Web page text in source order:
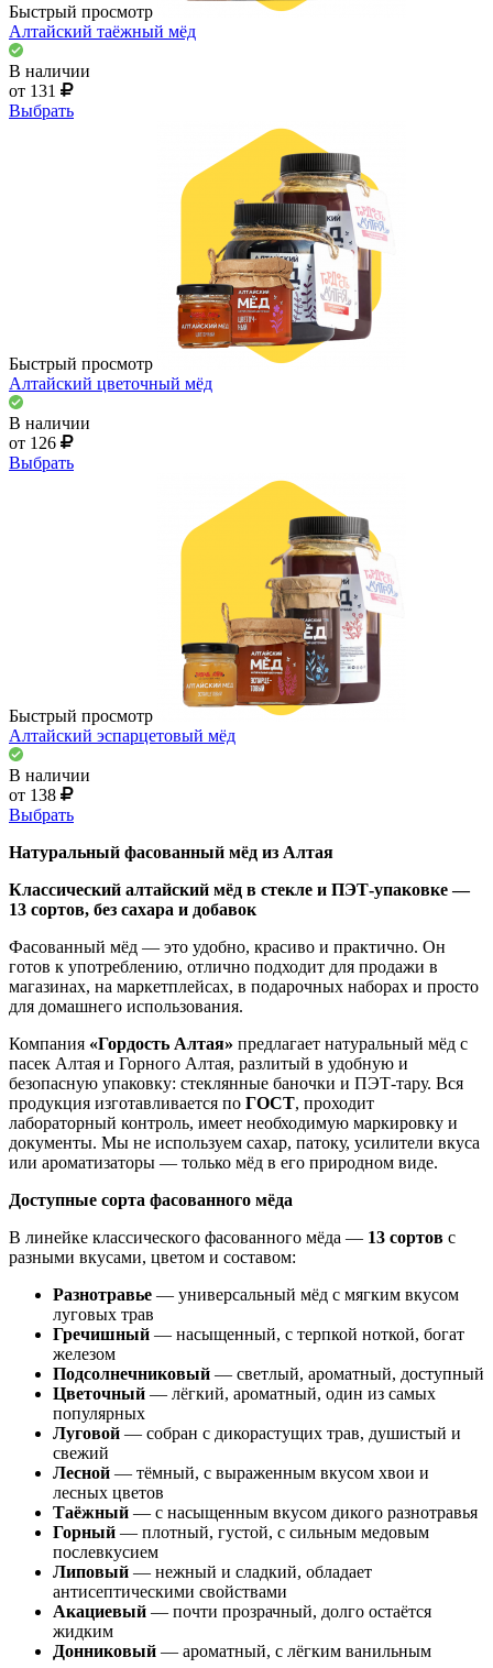
Быстрый просмотр
Алтайский таёжный мёд
В наличии
от 131
Выбрать
Быстрый просмотр
Алтайский цветочный мёд
В наличии
от 126
Выбрать
Быстрый просмотр
Алтайский эспарцетовый мёд
В наличии
от 138
Выбрать
Натуральный фасованный мёд из Алтая
Классический алтайский мёд в стекле и ПЭТ-упаковке —
13 сортов, без сахара и добавок
Фасованный мёд — это удобно, красиво и практично. Он
готов к употреблению, отлично подходит для продажи в
магазинах, на маркетплейсах, в подарочных наборах и просто
для домашнего использования.
Компания «Гордость Алтая» предлагает натуральный мёд с
пасек Алтая и Горного Алтая, разлитый в удобную и
безопасную упаковку: стеклянные баночки и ПЭТ-тару. Вся
продукция изготавливается по ГОСТ, проходит
лабораторный контроль, имеет необходимую маркировку и
документы. Мы не используем сахар, патоку, усилители вкуса
или ароматизаторы — только мёд в его природном виде.
Доступные сорта фасованного мёда
В линейке классического фасованного мёда — 13 сортов с
разными вкусами, цветом и составом:
Разнотравье — универсальный мёд с мягким вкусом
луговых трав
Гречишный — насыщенный, с терпкой ноткой, богат
железом
Подсолнечниковый — светлый, ароматный, доступный
Цветочный — лёгкий, ароматный, один из самых
популярных
Луговой — собран с дикорастущих трав, душистый и
свежий
Лесной — тёмный, с выраженным вкусом хвои и
лесных цветов
Таёжный — с насыщенным вкусом дикого разнотравья
Горный — плотный, густой, с сильным медовым
послевкусием
Липовый — нежный и сладкий, обладает
антисептическими свойствами
Акациевый — почти прозрачный, долго остаётся
жидким
Донниковый — ароматный, с лёгким ванильным